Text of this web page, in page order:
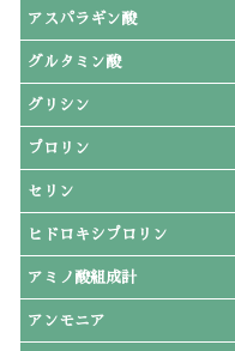
アスパラギン酸
グルタミン酸
グリシン
プロリン
セリン
ヒドロキシプロリン
アミノ酸組成計
アンモニア